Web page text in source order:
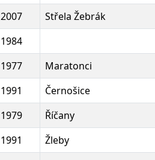
2007 Střela Žebrák
1984
1977 Maratonci
1991 Černošice
1979 Říčany
1991 Žleby